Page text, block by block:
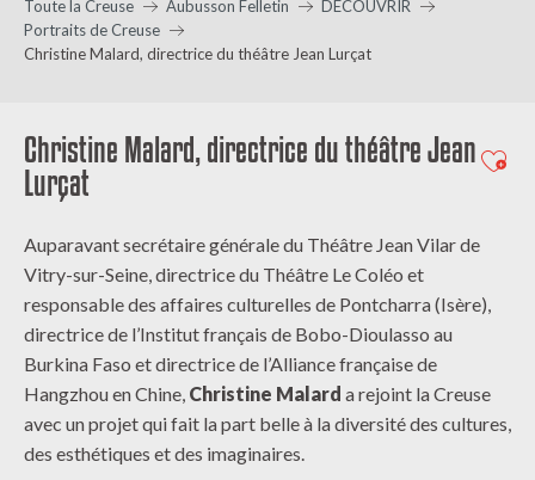
Toute la Creuse Aubusson Felletin
DÉCOUVRIR
Portraits de Creuse
Christine Malard, directrice du théâtre Jean Lurçat
Christine Malard, directrice du théâtre Jean
Lurçat
Auparavant secrétaire générale du Théâtre Jean Vilar de
Vitry-sur-Seine, directrice du Théâtre Le Coléo et
responsable des affaires culturelles de Pontcharra (Isère),
directrice de l’Institut français de Bobo-Dioulasso au
Burkina Faso et directrice de l’Alliance française de
Hangzhou en Chine, Christine Malard a rejoint la Creuse
avec un projet qui fait la part belle à la diversité des cultures,
des esthétiques et des imaginaires.